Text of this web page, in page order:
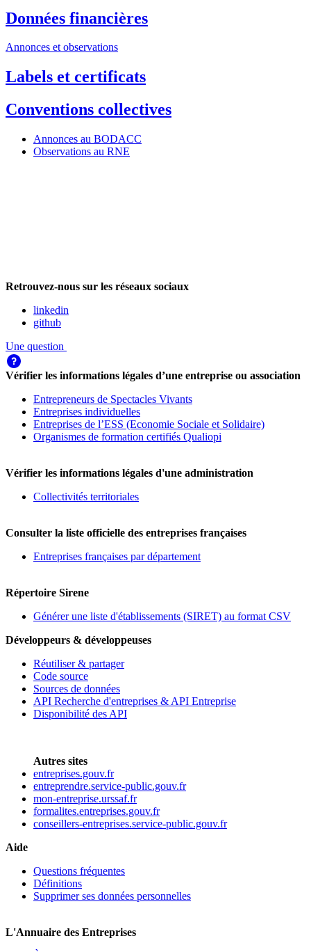
Données financières
Annonces et observations
Labels et certificats
Conventions collectives
Annonces au BODACC
Observations au RNE
Retrouvez-nous sur les réseaux sociaux
linkedin
github
Une question
Vérifier les informations légales d’une entreprise ou association
Entrepreneurs de Spectacles Vivants
Entreprises individuelles
Entreprises de l’ESS (Economie Sociale et Solidaire)
Organismes de formation certifiés Qualiopi
Vérifier les informations légales d'une administration
Collectivités territoriales
Consulter la liste officielle des entreprises françaises
Entreprises françaises par département
Répertoire Sirene
Générer une liste d'établissements (SIRET) au format CSV
Développeurs & développeuses
Réutiliser & partager
Code source
Sources de données
API Recherche d'entreprises & API Entreprise
Disponibilité des API
Autres sites
entreprises.gouv.fr
entreprendre.service-public.gouv.fr
mon-entreprise.urssaf.fr
formalites.entreprises.gouv.fr
conseillers-entreprises.service-public.gouv.fr
Aide
Questions fréquentes
Définitions
Supprimer ses données personnelles
L'Annuaire des Entreprises